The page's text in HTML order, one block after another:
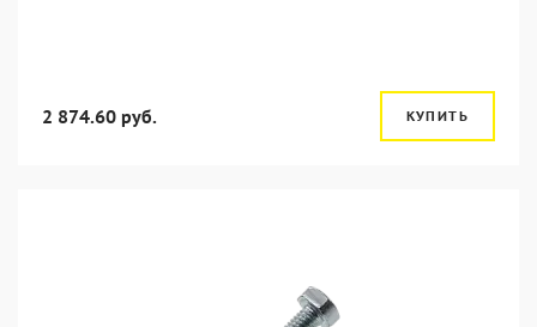
2 874.60 руб. КУПИТЬ